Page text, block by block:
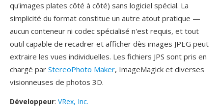
qu'images plates côté à côté) sans logiciel spécial. La
simplicité du format constitue un autre atout pratique —
aucun conteneur ni codec spécialisé n'est requis, et tout
outil capable de recadrer et afficher dès images JPEG peut
extraire les vues individuelles. Les fichiers JPS sont pris en
chargé par StereoPhoto Maker, ImageMagick et diverses
visionneuses de photos 3D.
Développeur: VRex, Inc.